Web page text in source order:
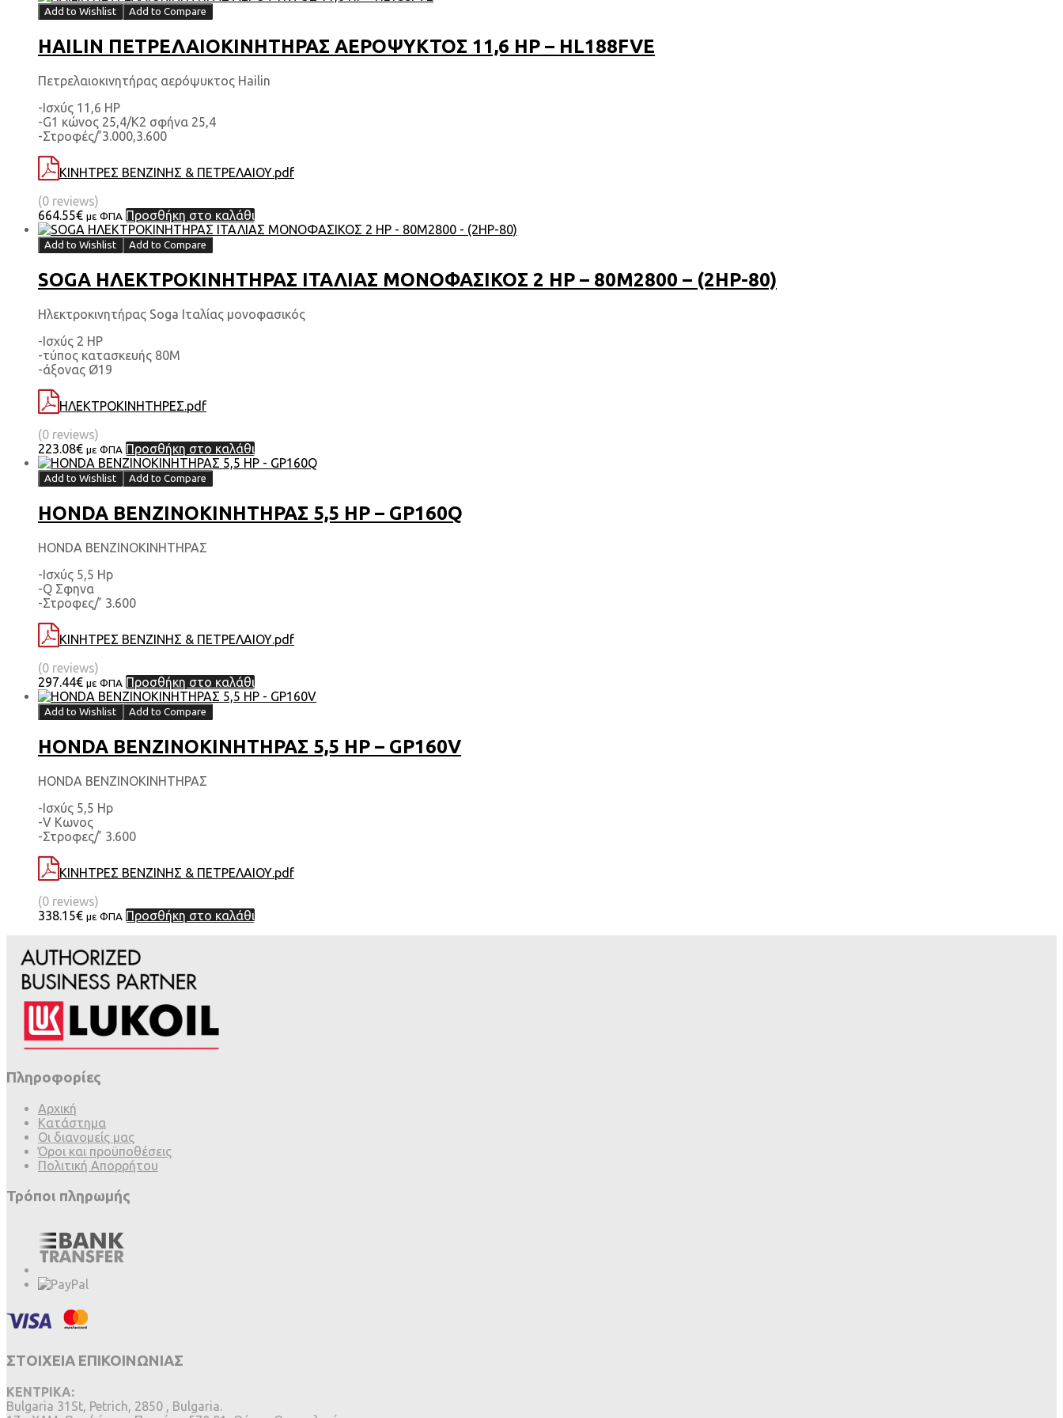
Add to Wishlist Add to Compare
HAILIN ΠΕΤΡΕΛΑΙΟΚΙΝΗΤΗΡΑΣ ΑΕΡΟΨΥΚΤΟΣ 11,6 HP – HL188FVE
Πετρελαιοκινητήρας αερόψυκτος Hailin
-Ισχύς 11,6 HP
-G1 κώνος 25,4/Κ2 σφήνα 25,4
-Στροφές/’3.000,3.600
ΚΙΝΗΤΡΕΣ ΒΕΝΖΙΝΗΣ & ΠΕΤΡΕΛΑΙΟΥ.pdf
(0 reviews)
664.55€ με ΦΠΑ Προσθήκη στο καλάθι
Add to Wishlist Add to Compare
SOGA ΗΛΕΚΤΡΟΚΙΝΗΤΗΡΑΣ ΙΤΑΛΙΑΣ ΜΟΝΟΦΑΣΙΚΟΣ 2 HP – 80M2800 – (2HP-80)
Ηλεκτροκινητήρας Soga Ιταλίας μονοφασικός
-Ισχύς 2 HP
-τύπος κατασκευής 80Μ
-άξονας Ø19
ΗΛΕΚΤΡΟΚΙΝΗΤΗΡΕΣ.pdf
(0 reviews)
223.08€ με ΦΠΑ Προσθήκη στο καλάθι
Add to Wishlist Add to Compare
HONDA ΒΕΝΖΙΝΟΚΙΝΗΤΗΡΑΣ 5,5 HP – GP160Q
HONDA ΒΕΝΖΙΝΟΚΙΝΗΤΗΡΑΣ
-Ισχύς 5,5 Hp
-Q Σφηνα
-Στροφες/’ 3.600
ΚΙΝΗΤΡΕΣ ΒΕΝΖΙΝΗΣ & ΠΕΤΡΕΛΑΙΟΥ.pdf
(0 reviews)
297.44€ με ΦΠΑ Προσθήκη στο καλάθι
Add to Wishlist Add to Compare
HONDA ΒΕΝΖΙΝΟΚΙΝΗΤΗΡΑΣ 5,5 HP – GP160V
HONDA ΒΕΝΖΙΝΟΚΙΝΗΤΗΡΑΣ
-Ισχύς 5,5 Hp
-V Κωνος
-Στροφες/’ 3.600
ΚΙΝΗΤΡΕΣ ΒΕΝΖΙΝΗΣ & ΠΕΤΡΕΛΑΙΟΥ.pdf
(0 reviews)
338.15€ με ΦΠΑ Προσθήκη στο καλάθι
Πληροφορίες
Αρχική
Κατάστημα
Οι διανομείς μας
Όροι και προϋποθέσεις
Πολιτική Απορρήτου
Τρόποι πληρωμής
ΣΤΟΙΧΕΙΑ ΕΠΙΚΟΙΝΩΝΙΑΣ
ΚΕΝΤΡΙΚΑ:
Bulgaria 31St, Petrich, 2850 , Bulgaria.